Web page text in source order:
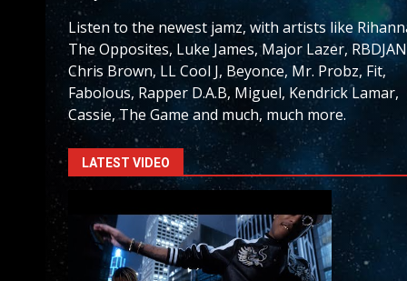
Listen to the newest jamz, with artists like
The Opposites, Luke James, Major Lazer,
Chris Brown, LL Cool J, Beyonce, Mr. Probz, Fit,
Fabolous, Rapper D.A.B, Miguel, Kendrick Lamar,
Cassie, The Game and much, much more.
LATEST VIDEO